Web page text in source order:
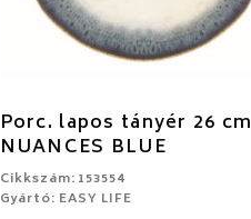
Porc. lapos tányér 26 cm
NUANCES BLUE
Cikkszám: 153554
Gyártó: EASY LIFE